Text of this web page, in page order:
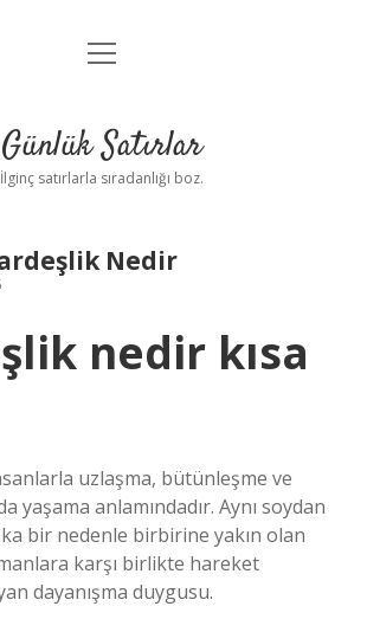
Anasayfa
Yasal Uyarı
menüyü
Günlük Satırlar
İlginç satırlarla sıradanlığı boz.
Nedir
nedir kısa
uzlaşma, bütünleşme ve
yaşama anlamındadır. Aynı soydan
bir nedenle birbirine yakın olan
karşı birlikte hareket
dayanışma duygusu.